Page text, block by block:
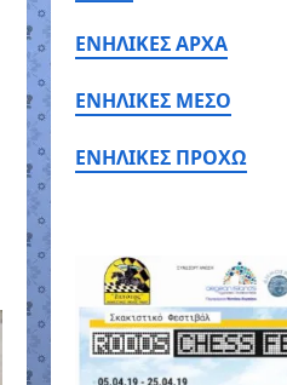
ΕΝΗΛΙΚΕΣ ΑΡΧΑ
ΕΝΗΛΙΚΕΣ ΜΕΣΟ
ΕΝΗΛΙΚΕΣ ΠΡΟΧΩ